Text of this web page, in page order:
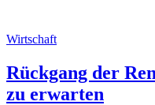
Wirtschaft
Rückgang der
zu erwarten